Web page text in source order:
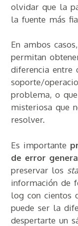
olvidar que la
la fuente más
En ambos
permitan
diferencia entre
soporte/
problema, o
misteriosa que
resolver.
Es importante
de error
preservar los
información de
log con cientos
puede ser la
despertarte un